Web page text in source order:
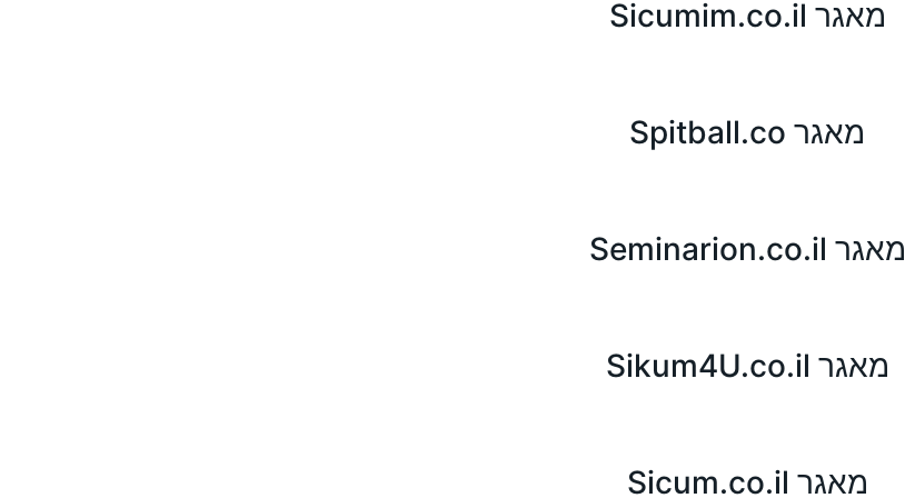
מאגר Sicumim.co.il
מאגר Spitball.co
מאגר Seminarion.co.il
מאגר Sikum4U.co.il
מאגר Sicum.co.il